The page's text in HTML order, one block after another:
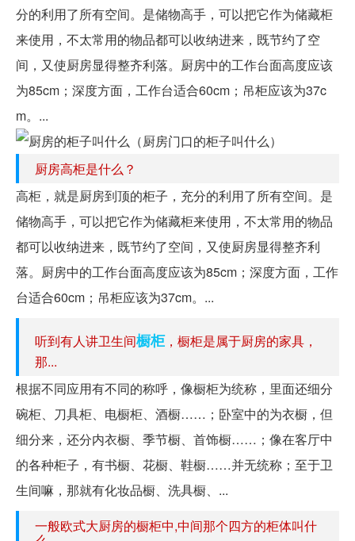
分的利用了所有空间。是储物高手，可以把它作为储藏柜
来使用，不太常用的物品都可以收纳进来，既节约了空
间，又使厨房显得整齐利落。厨房中的工作台面高度应该
为85cm；深度方面，工作台适合60cm；吊柜应该为37c
m。...
厨房高柜是什么？
高柜，就是厨房到顶的柜子，充分的利用了所有空间。是
储物高手，可以把它作为储藏柜来使用，不太常用的物品
都可以收纳进来，既节约了空间，又使厨房显得整齐利
落。厨房中的工作台面高度应该为85cm；深度方面，工作
台适合60cm；吊柜应该为37cm。...
听到有人讲卫生间橱柜，橱柜是属于厨房的家具，
那...
根据不同应用有不同的称呼，像橱柜为统称，里面还细分
碗柜、刀具柜、电橱柜、酒橱……；卧室中的为衣橱，但
细分来，还分内衣橱、季节橱、首饰橱……；像在客厅中
的各种柜子，有书橱、花橱、鞋橱……并无统称；至于卫
生间嘛，那就有化妆品橱、洗具橱、...
一般欧式大厨房的橱柜中,中间那个四方的柜体叫什